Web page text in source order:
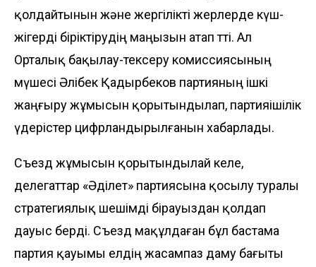
қолдайтынын және жергілікті жерлерде күш-
жігерді біріктірудің маңызын атап өтті. Ал
Орталық бақылау-тек­серу комиссиясының
мүшесі Әлібек Қадыр­беков партияның ішкі
жаңғыру жұмы­сын қорытындылап, партияішілік
үде­ріс­тер цифрландырылғанын хабарлады.
Съезд жұмысын қорытындылай келе,
делегаттар «Әділет» партиясына қосылу туралы
стратегиялық шешімді бірауыздан қолдап
дауыс берді. Съезд мақұлдаған бұл бастама
партия қауымы елдің жасампаз даму бағыты